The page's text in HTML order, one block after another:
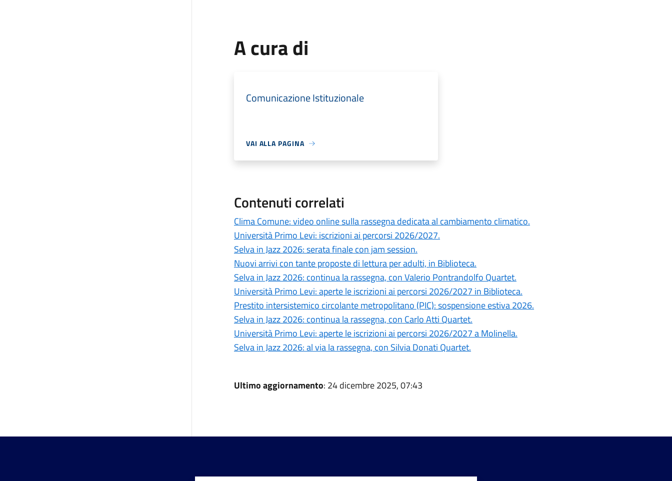
A cura di
Comunicazione Istituzionale
VAI ALLA PAGINA
Contenuti correlati
Clima Comune: video online sulla rassegna dedicata al cambiamento climatico.
Università Primo Levi: iscrizioni ai percorsi 2026/2027.
Selva in Jazz 2026: serata finale con jam session.
Nuovi arrivi con tante proposte di lettura per adulti, in Biblioteca.
Selva in Jazz 2026: continua la rassegna, con Valerio Pontrandolfo Quartet.
Università Primo Levi: aperte le iscrizioni ai percorsi 2026/2027 in Biblioteca.
Prestito intersistemico circolante metropolitano (PIC): sospensione estiva 2026.
Selva in Jazz 2026: continua la rassegna, con Carlo Atti Quartet.
Università Primo Levi: aperte le iscrizioni ai percorsi 2026/2027 a Molinella.
Selva in Jazz 2026: al via la rassegna, con Silvia Donati Quartet.
Ultimo aggiornamento: 24 dicembre 2025, 07:43